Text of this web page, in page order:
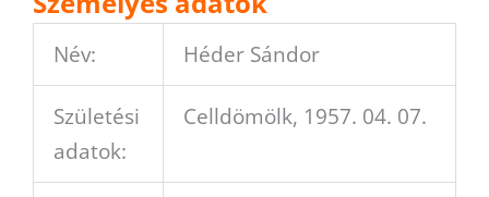
Név: Héder Sándor
Születési
adatok:
Celldömölk, 1957. 04. 07.